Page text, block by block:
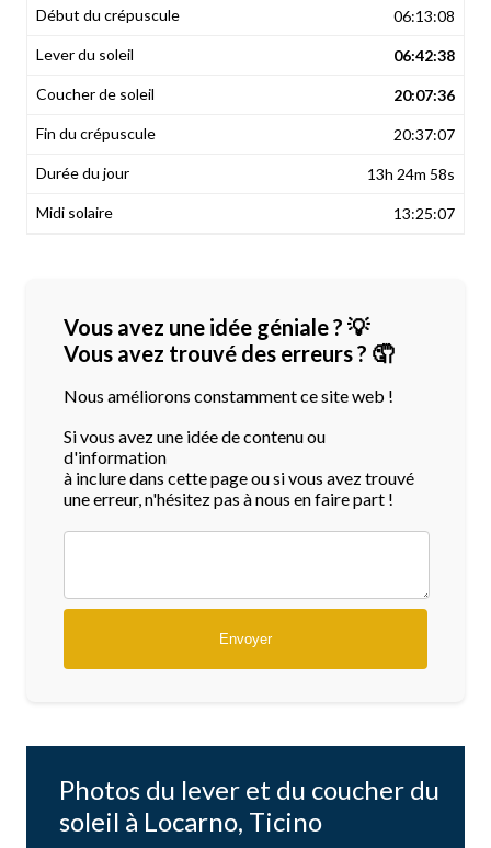
06:13:08
06:42:38
20:07:36
20:37:07
13h 24m 58s
13:25:07
Vous avez une idée géniale ? 💡
Vous avez trouvé des erreurs ? 🤦
Nous améliorons constamment ce site web !
Si vous avez une idée de contenu ou
d'information
à inclure dans cette page ou si vous avez trouvé
une erreur, n'hésitez pas à nous en faire part !
Photos du lever et du coucher du
soleil à Locarno, Ticino